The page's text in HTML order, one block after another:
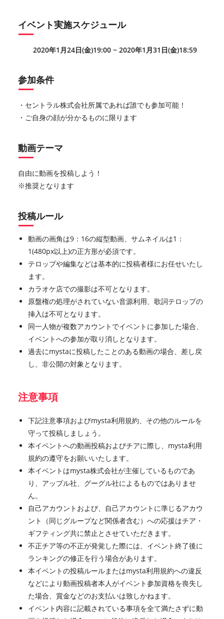
イベント実施スケジュール
2020年1月24日(金)19:00 ~ 2020年1月31日(金)18:59
参加条件
・セントラル株式会社所属であれば誰でも参加可能！
・ご自身の顔が分かるものに限ります
動画テーマ
自由に動画を投稿しよう！
※推奨となります
投稿ルール
動画の画角は9：16の縦型動画、サムネイルは1：
1(480px以上)の正方形が必須です。
テロップや編集などは基本的に投稿者様にお任せいたし
ます。
カラオケ店での撮影は不可となります。
原盤権の処理がされていない音源利用、歌詞テロップの
挿入は不可となります。
同一人物が複数アカウントでイベントに参加した場合、
イベントへの参加が取り消しとなります。
過去にmystaに投稿したことのある動画の場合、差し戻
し、非公開の対象となります。
注意事項
下記注意事項およびmysta利用規約、その他のルールを
守って投稿しましょう。
本イベントへの動画投稿およびチアに際し、mysta利用
規約の遵守をお願いいたします。
本イベントはmysta株式会社が主催しているものであ
り、アップル社、グーグル社によるものではありませ
ん。
自己アカウントおよび、自己アカウントに準じるアカウ
ント（同じグループなど関係者含む）への応援はチア・
ギフティング共に禁止とさせていただきます。
不正チア等の不正が発覚した際には、イベント終了後に
ランキングの修正を行う場合があります。
本イベントの投稿ルールまたはmysta利用規約への違反
などにより動画投稿者本人がイベント参加資格を喪失し
た場合、賞金などのお支払いは致しかねます。
イベント内容に記載されている事項を全て満たさずに動